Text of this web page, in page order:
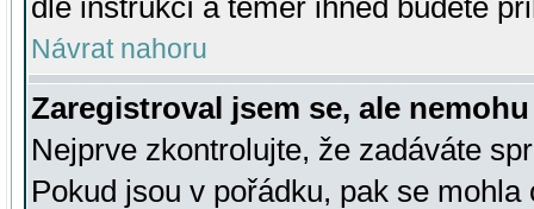
dle instrukcí a téměř ihned budete
Návrat nahoru
Zaregistroval jsem se, ale
Nejprve zkontrolujte, že zadáváte
Pokud jsou v pořádku, pak se